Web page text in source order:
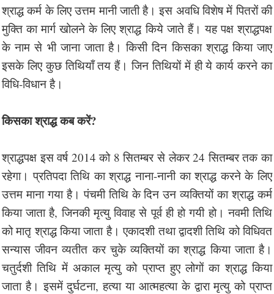
श्राद्ध कर्म के लिए उत्तम मानी जाती है। इस अवधि विशेष में पितरों की
मुक्ति का मार्ग खोलने के लिए श्राद्ध किये जाते हैं। यह पक्ष श्राद्धपक्ष
के नाम से भी जाना जाता है। किसी दिन किसका श्राद्ध किया जाए
इसके लिए कुछ तिथियाँ तय हैं। जिन तिथियों में ही ये कार्य करने का
विधि-विधान है।
किसका श्राद्ध कब करें?
श्राद्धपक्ष इस वर्ष 2014 को 8 सितम्बर से लेकर 24 सितम्बर तक का
रहेगा। प्रतिपदा तिथि का श्राद्ध नाना-नानी का श्राद्ध करने के लिए
उत्तम माना गया है। पंचमी तिथि के दिन उन व्यक्तियों का श्राद्ध कर्म
किया जाता है, जिनकी मृत्यु विवाह से पूर्व ही हो गयी हो। नवमी तिथि
को मातृ श्राद्ध किया जाता है। एकादशी तथा द्वादशी तिथि को विधिवत
सन्यास जीवन व्यतीत कर चुके व्यक्तियों का श्राद्ध किया जाता है।
चतुर्दशी तिथि में अकाल मृत्यु को प्राप्त हुए लोगों का श्राद्ध किया
जाता है। इसमें दुर्घटना, हत्या या आत्महत्या के द्वारा मृत्यु को प्राप्त